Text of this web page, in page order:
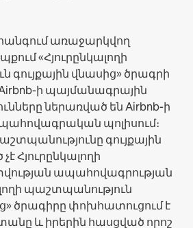
առաջարկվող
«Հյուրընկալողի
գույքային վնասից» ծրագրի
ի պայմանագրային
ներառված են Airbnb-ի
պոլիսում։
գույքային
Հյուրընկալողի
ապահովագրության
պաշտպանություն
ծրագիրը փոխհատուցում է
տանը և իրերին հասցված որոշ